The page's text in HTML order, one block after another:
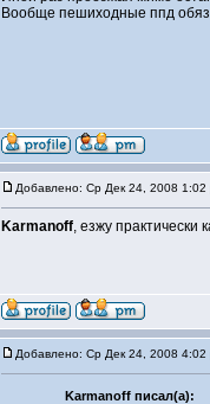
Вообще пешиходные ппд
Добавлено: Ср Дек 24, 2008 1:02
Karmanoff, езжу
Добавлено: Ср Дек 24, 2008 4:02
Karmanoff писал(а):